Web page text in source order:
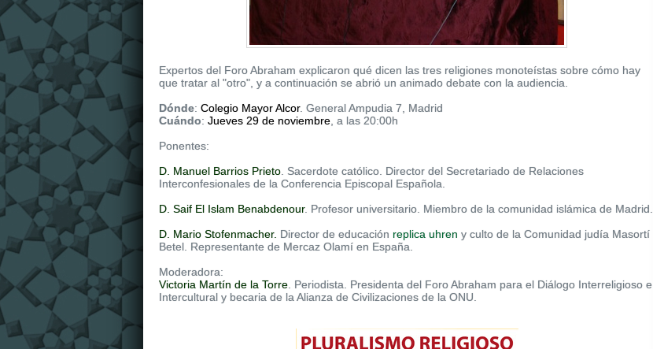
Expertos del Foro Abraham explicaron qué dicen las tres religiones monoteístas sobre cómo hay
que tratar al "otro", y a continuación se abrió un animado debate con la audiencia.
Dónde: Colegio Mayor Alcor. General Ampudia 7, Madrid
Cuándo: Jueves 29 de noviembre , a las 20:00h
Ponentes:
D. Manuel Barrios Prieto . Sacerdote católico. Director del Secretariado de Relaciones
Interconfesionales de la Conferencia Episcopal Española.
D. Saif El Islam Benabdenour. Profesor universitario. Miembro de la comunidad islámica de Madrid.
D. Mario Stofenmacher. Director de educación replica uhren y culto de la Comunidad judía Masortí
Betel. Representante de Mercaz Olamí en España.
Moderadora:
Victoria Martín de la Torre . Periodista. Presidenta del Foro Abraham para el Diálogo Interreligioso e
Intercultural y becaria de la Alianza de Civilizaciones de la ONU.